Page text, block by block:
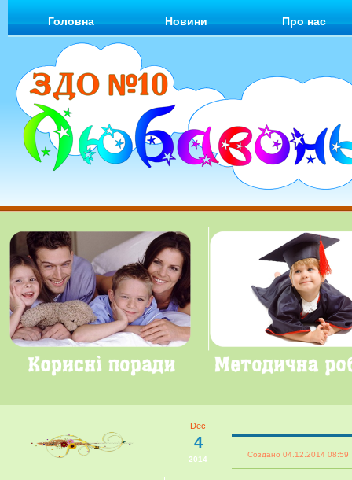
Головна Новини Про нас
Dec
4
2014
Создано 04.12.2014